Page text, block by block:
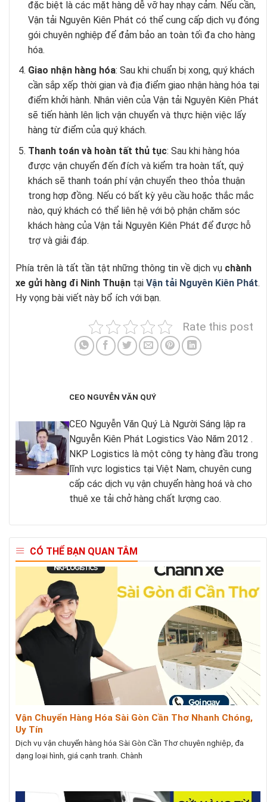
đặc biệt là các mặt hàng dễ vỡ hay nhạy cảm. Nếu cần,
Vận tải Nguyên Kiên Phát có thể cung cấp dịch vụ đóng
gói chuyên nghiệp để đảm bảo an toàn tối đa cho hàng
hóa.
Giao nhận hàng hóa: Sau khi chuẩn bị xong, quý khách
cần sắp xếp thời gian và địa điểm giao nhận hàng hóa tại
điểm khởi hành. Nhân viên của Vận tải Nguyên Kiên Phát
sẽ tiến hành lên lịch vận chuyển và thực hiện việc lấy
hàng từ điểm của quý khách.
Thanh toán và hoàn tất thủ tục: Sau khi hàng hóa
được vận chuyển đến đích và kiểm tra hoàn tất, quý
khách sẽ thanh toán phí vận chuyển theo thỏa thuận
trong hợp đồng. Nếu có bất kỳ yêu cầu hoặc thắc mắc
nào, quý khách có thể liên hệ với bộ phận chăm sóc
khách hàng của Vận tải Nguyên Kiên Phát để được hỗ
trợ và giải đáp.
Phía trên là tất tần tật những thông tin về dịch vụ chành
xe gửi hàng đi Ninh Thuận tại Vận tải Nguyên Kiên Phát.
Hy vọng bài viết này bổ ích với bạn.
Rate this post
CEO NGUYỄN VĂN QUÝ
CEO Nguyễn Văn Quý Là Người Sáng lập ra
Nguyễn Kiên Phát Logistics Vào Năm 2012 .
NKP Logistics là một công ty hàng đầu trong
lĩnh vực logistics tại Việt Nam, chuyên cung
cấp các dịch vụ vận chuyển hàng hoá và cho
thuê xe tải chở hàng chất lượng cao.
CÓ THỂ BẠN QUAN TÂM
Vận Chuyển Hàng Hóa Sài Gòn Cần Thơ Nhanh Chóng,
Uy Tín
Dịch vụ vận chuyển hàng hóa Sài Gòn Cần Thơ chuyên nghiệp, đa
dạng loại hình, giá cạnh tranh. Chành